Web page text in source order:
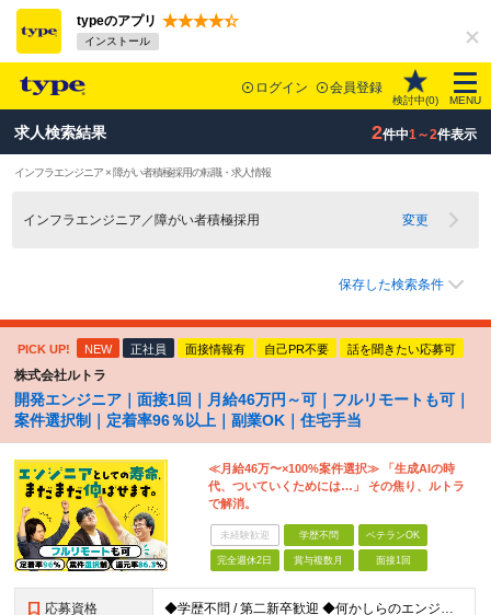
typeのアプリ
インストール
ログイン 会員登録
検討中(0) MENU
求人検索結果 2件中1～2件表示
インフラエンジニア × 障がい者積極採用の転職・求人情報
インフラエンジニア／障がい者積極採用 変更
保存した検索条件
PICK UP! NEW 正社員 面接情報有 自己PR不要 話を聞きたい応募可
株式会社ルトラ
開発エンジニア｜面接1回｜月給46万円～可｜フルリモートも可｜
案件選択制｜定着率96％以上｜副業OK｜住宅手当
≪月給46万〜×100%案件選択≫ 「生成AIの時
代、ついていくためには…」 その焦り、ルトラ
で解消。
未経験歓迎 学歴不問 ベテランOK
完全週休2日 賞与複数月 面接1回
応募資格 ◆学歴不問 / 第二新卒歓迎 ◆何かしらのエンジニア経験をお持ちの方 （言語・期間・フェーズ不問） 経験浅めの方も遠慮なくご応募ください！ ■入社前Q＆A ────── ◎実力に見合った報酬が手に